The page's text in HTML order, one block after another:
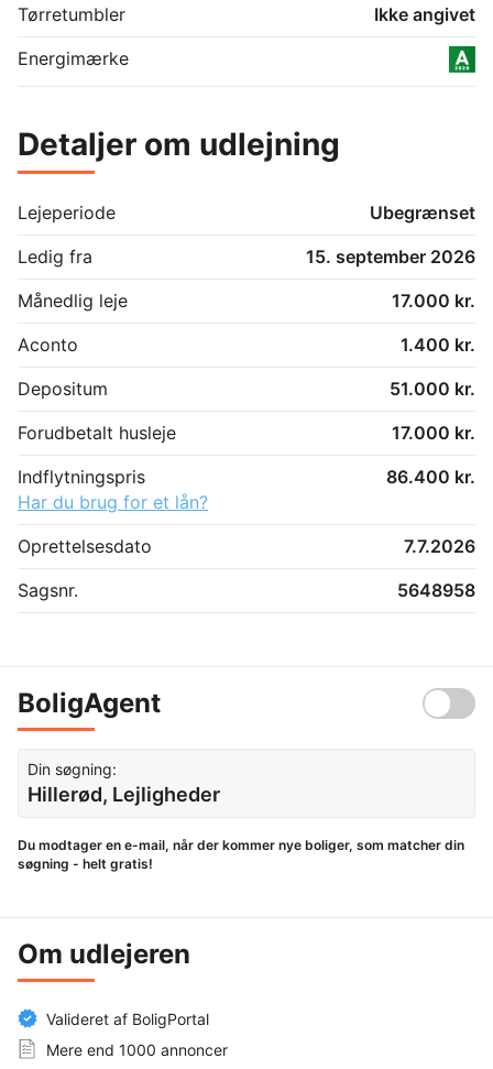
Tørretumbler
Ikke angivet
Energimærke
Detaljer om udlejning
Lejeperiode
Ubegrænset
Ledig fra
15. september 2026
Månedlig leje
17.000 kr.
Aconto
1.400 kr.
Depositum
51.000 kr.
Forudbetalt husleje
17.000 kr.
Indflytningspris
86.400 kr.
Har du brug for et lån?
Oprettelsesdato
7.7.2026
Sagsnr.
5648958
BoligAgent
Din søgning:
Hillerød, Lejligheder
Du modtager en e-mail, når der kommer nye boliger, som matcher din
søgning - helt gratis!
Om udlejeren
Valideret af BoligPortal
Mere end 1000 annoncer